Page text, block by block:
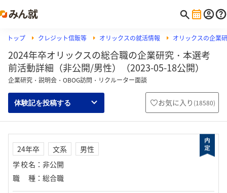
トップ クレジット信販等 オリックスの就活情報 オリックスの企業
2024年卒オリックスの総合職の企業研究・本選考
前活動詳細（非公開/男性）（2023-05-18公開）
企業研究・説明会・OBOG訪問・リクルーター面談
体験記を投稿する お気に入り (18580)
24年卒 文系
男性
学校名 ： 非公開
職種 ： 総合職